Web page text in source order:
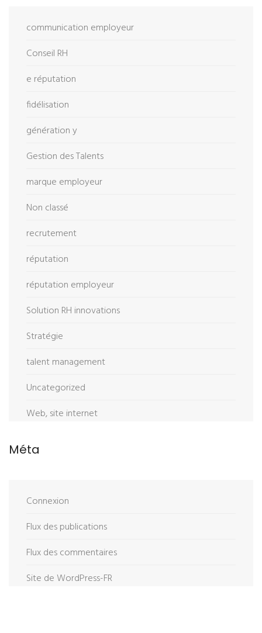
communication employeur
Conseil RH
e réputation
fidélisation
génération y
Gestion des Talents
marque employeur
Non classé
recrutement
réputation
réputation employeur
Solution RH innovations
Stratégie
talent management
Uncategorized
Web, site internet
Méta
Connexion
Flux des publications
Flux des commentaires
Site de WordPress-FR